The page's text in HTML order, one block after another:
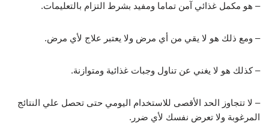
– هو مكمل غذائي آمن تماما ومفيد بشرط التزام بالتعليمات.
– ومع ذلك هو لا يقي من أي مرض ولا يعتبر علاج لأي مرض.
– كذلك هو لا يغني عن تناول وجبات غذائية ومتوازنة.
– لا تتجاوز الحد الأقصى للاستخدام اليومي حتى تحصل علي النتائج
المرغوبة ولا تعرض نفسك لأي ضرر.